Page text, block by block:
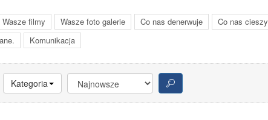
Wasze filmy Wasze foto galerie Co nas denerwuje
Co nas cieszy
Komunikacja
Kategoria